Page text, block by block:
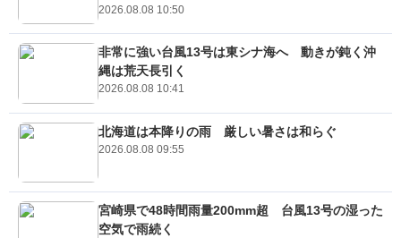
2026.08.08 10:50
非常に強い台風13号は東シナ海へ 動きが鈍く沖
縄は荒天長引く
2026.08.08 10:41
北海道は本降りの雨 厳しい暑さは和らぐ
2026.08.08 09:55
宮崎県で48時間雨量200mm超 台風13号の湿った
空気で雨続く